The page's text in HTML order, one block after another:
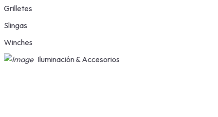
Grilletes
Slingas
Winches
Iluminación & Accesorios